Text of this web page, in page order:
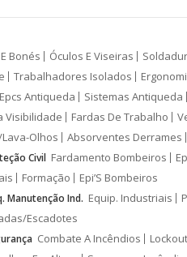
Bonés Óculos E Viseiras
Trabalhadores Isolados
Antiqueda Sistemas Antiqueda
Visibilidade Fardas De Trabalho
Olhos Absorventes Derrames
Civil Fardamento Bombeiros
Formação Epi’S Bombeiros
Manutenção Ind. Equip. Industriais
Escadotes
Combate A Incêndios